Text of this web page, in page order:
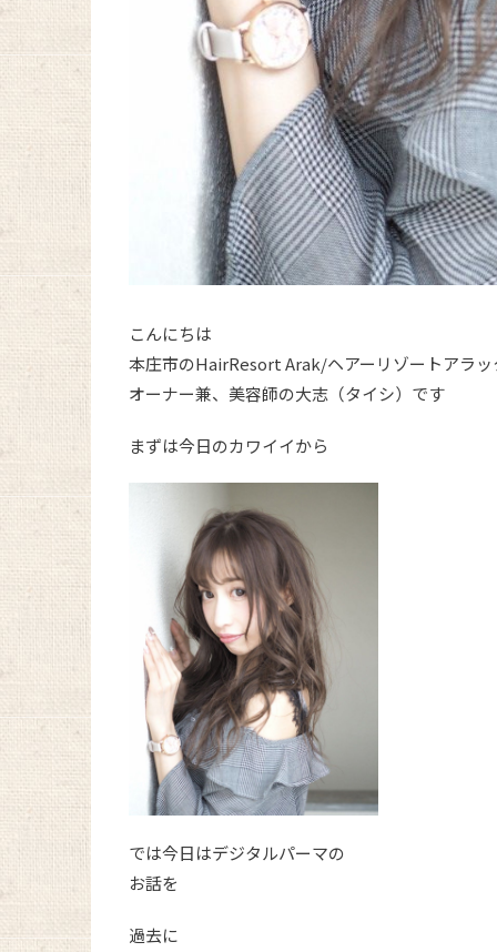
こんにちは
本庄市のHairResort Arak/ヘアーリゾートアラッ
オーナー兼、美容師の大志（タイシ）です
まずは今日のカワイイから
では今日はデジタルパーマの
お話を
過去に